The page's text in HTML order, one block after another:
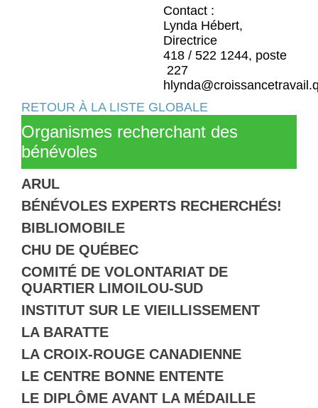
Contact :
Lynda Hébert,
Directrice
418 / 522 1244, poste
227
RETOUR À LA LISTE GLOBALE
Organismes recherchant des
bénévoles
ARUL
BÉNÉVOLES EXPERTS RECHERCHÉS!
BIBLIOMOBILE
CHU DE QUÉBEC
COMITÉ DE VOLONTARIAT DE
QUARTIER LIMOILOU-SUD
INSTITUT SUR LE VIEILLISSEMENT
LA BARATTE
LA CROIX-ROUGE CANADIENNE
LE CENTRE BONNE ENTENTE
LE DIPLÔME AVANT LA MÉDAILLE